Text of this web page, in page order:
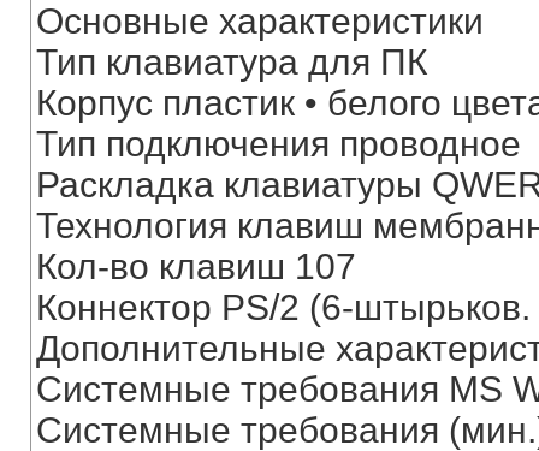
Основные характеристики
Тип клавиатура для ПК
Корпус пластик • белого
Тип подключения проводное
Раскладка клавиатуры
Технология клавиш
Кол-во клавиш 107
Коннектор PS/2 (6-
Дополнительные
Системные требования MS
Системные требования